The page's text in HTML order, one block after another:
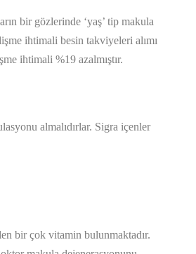
bir gözlerinde ‘yaş’ tip makula
ihtimali besin takviyeleri alımı
ihtimali %19 azalmıştır.
almalıdırlar. Sigra içenler
bir çok vitamin bulunmaktadır.